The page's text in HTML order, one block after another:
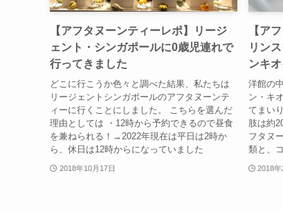
【アフタヌーンティーレポ】リージ
ェント・シンガポールに0歳児連れで
行ってきました
どこに行こうか色々と調べた結果、私たちは
リージェントシンガポールのアフタヌーンテ
ィーに行くことにしました。 こちらを選んだ
理由としては ・12時から予約できるので昼食
を兼ねられる！→2022年現在は平日は2時か
ら、休日は12時からになっていました
2018年10月17日
【ア
リン
ンキ
洋館の
ン・キ
てまい
肢は約
フタヌ
類と、
2018年